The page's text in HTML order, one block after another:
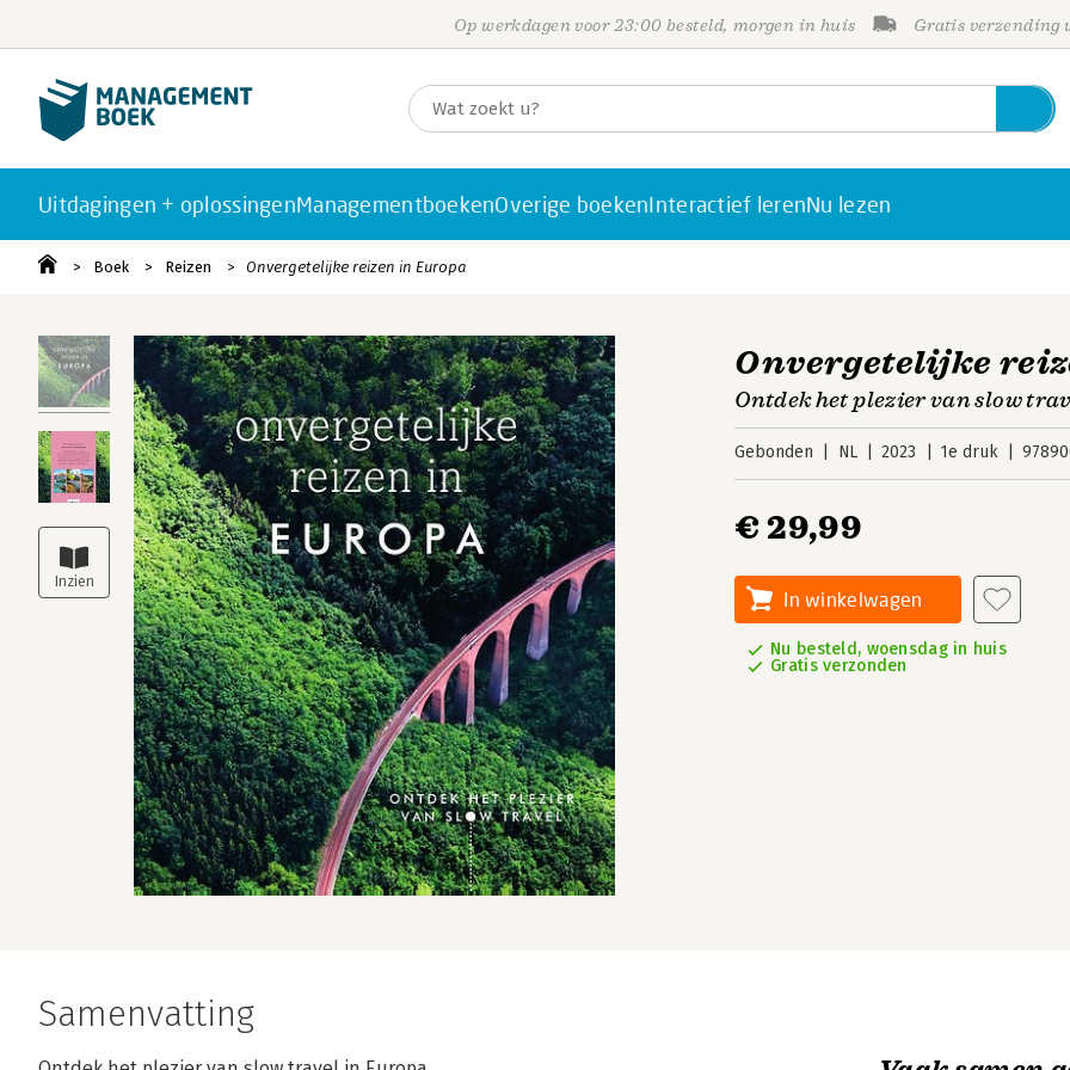
Op werkdagen voor 23:00 besteld, morgen in huis Gratis verzending
Uitdagingen + oplossingenManagementboekenOverige boekenInteractief lerenNu lezen
Boek Reizen Onvergetelijke reizen in Europa
Onvergetelijke
Ontdek het plezier van slow
Gebonden NL 2023 1e druk
€ 29,99
In winkelwagen
Nu besteld, woensdag in huis
Gratis verzonden
Samenvatting